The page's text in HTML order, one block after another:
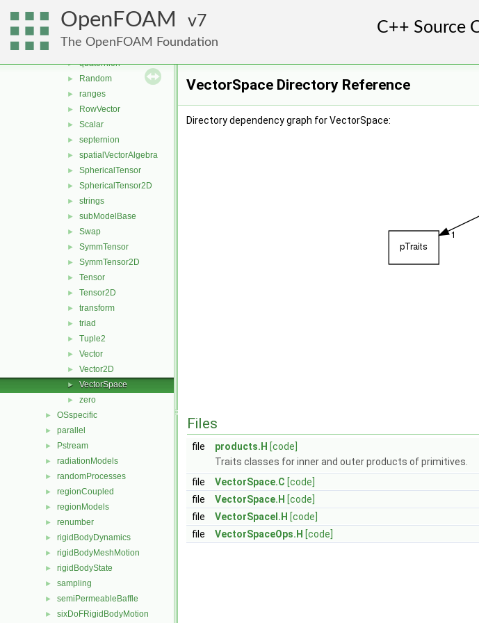
OpenFOAM 7
The OpenFOAM Foundation
► Pair
polynomialEqns
► pTraits
► quaternion
► Random
► ranges
► RowVector
► Scalar
► septernion
► spatialVectorAlgebra
► SphericalTensor
► SphericalTensor2D
► strings
► subModelBase
► Swap
► SymmTensor
► SymmTensor2D
► Tensor
► Tensor2D
► transform
► triad
► Tuple2
► Vector
► Vector2D
► VectorSpace
► zero
► OSspecific
► parallel
► Pstream
► radiationModels
► randomProcesses
► regionCoupled
► regionModels
► renumber
► rigidBodyDynamics
► rigidBodyMeshMotion
► rigidBodyState
► sampling
► semiPermeableBaffle
► sixDoFRigidBodyMotion
VectorSpace Directory Reference
Directory dependency graph for VectorSpace:
Files
file products.H [code]
Traits classes for inner and outer products of primitives.
file
VectorSpace.C [code]
file
VectorSpace.H [code]
file
VectorSpaceI.H [code]
file
VectorSpaceOps.H [code]